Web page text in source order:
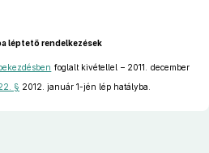
léptető rendelkezések
foglalt kivétellel – 2011. december
§ 2012. január 1-jén lép hatályba.